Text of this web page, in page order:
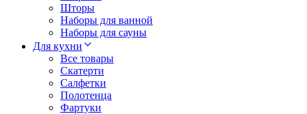
Шторы
Наборы для ванной
Наборы для сауны
Для кухни
Все товары
Скатерти
Салфетки
Полотенца
Фартуки